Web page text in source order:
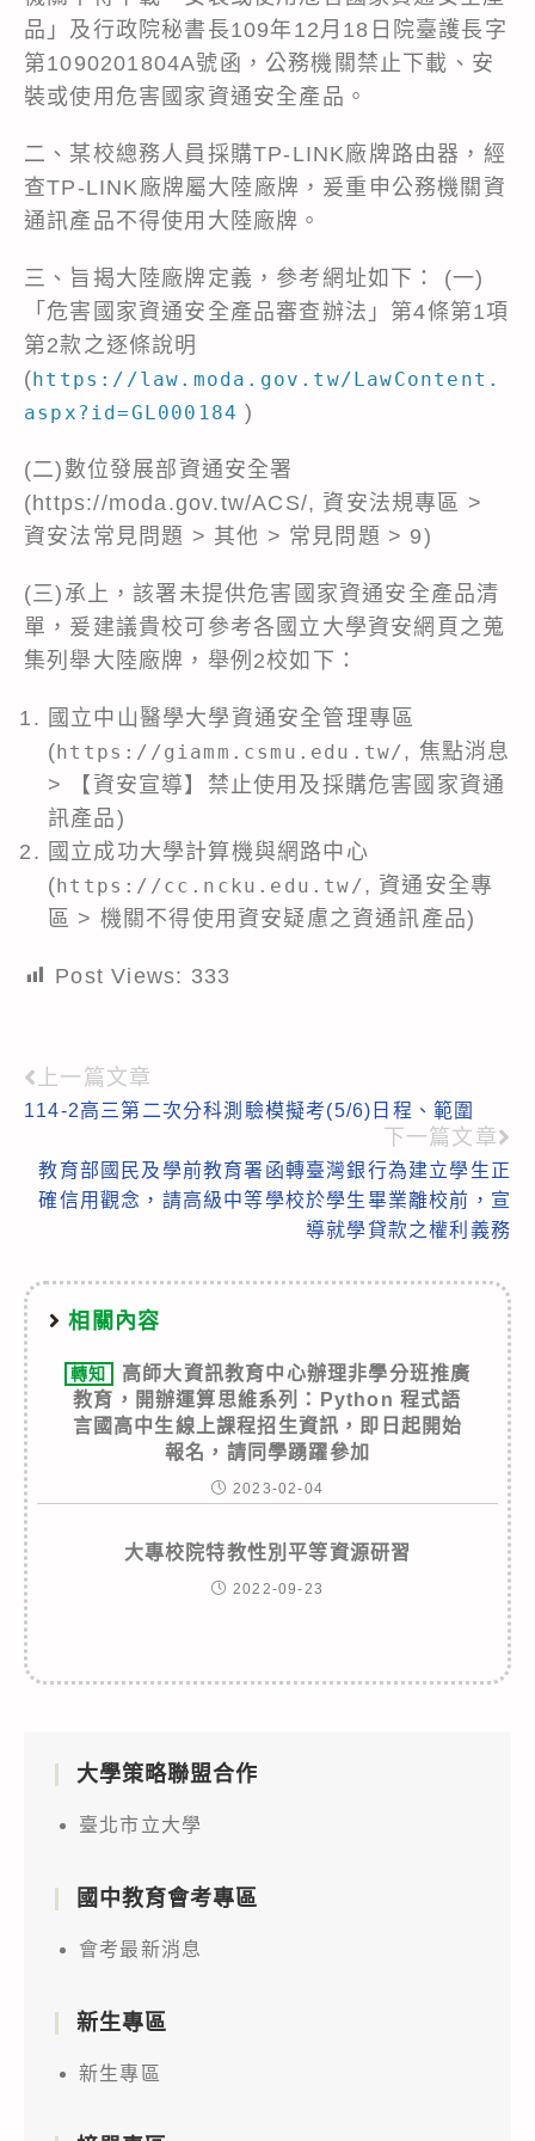
品」及行政院秘書長109年12月18日院臺護長字
第1090201804A號函，公務機關禁止下載、安
裝或使用危害國家資通安全產品。
二、某校總務人員採購TP-LINK廠牌路由器，經
查TP-LINK廠牌屬大陸廠牌，爰重申公務機關資
通訊產品不得使用大陸廠牌。
三、旨揭大陸廠牌定義，參考網址如下： (一)
「危害國家資通安全產品審查辦法」第4條第1項
第2款之逐條說明
(https://law.moda.gov.tw/LawContent.
aspx?id=GL000184 )
(二)數位發展部資通安全署
(https://moda.gov.tw/ACS/, 資安法規專區 >
資安法常見問題 > 其他 > 常見問題 > 9)
(三)承上，該署未提供危害國家資通安全產品清
單，爰建議貴校可參考各國立大學資安網頁之蒐
集列舉大陸廠牌，舉例2校如下：
國立中山醫學大學資通安全管理專區
(https://giamm.csmu.edu.tw/, 焦點消息
> 【資安宣導】禁止使用及採購危害國家資通
訊產品)
國立成功大學計算機與網路中心
(https://cc.ncku.edu.tw/, 資通安全專
區 > 機關不得使用資安疑慮之資通訊產品)
Post Views: 333
Read
more
articles
上一篇文章
114-2高三第二次分科測驗模擬考(5/6)日程、範圍
下一篇文章
教育部國民及學前教育署函轉臺灣銀行為建立學生正
確信用觀念，請高級中等學校於學生畢業離校前，宣
導就學貸款之權利義務
相關內容
轉知
高師大資訊教育中心辦理非學分班推廣
教育，開辦運算思維系列：Python 程式語
言國高中生線上課程招生資訊，即日起開始
報名，請同學踴躍參加
2023-02-04
大專校院特教性別平等資源研習
2022-09-23
大學策略聯盟合作
臺北市立大學
國中教育會考專區
會考最新消息
新生專區
新生專區